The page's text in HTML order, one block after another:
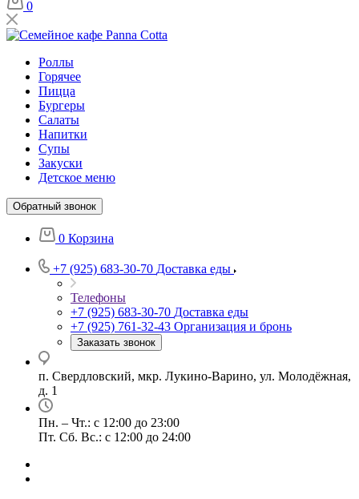
0
Роллы
Горячее
Пицца
Бургеры
Салаты
Напитки
Супы
Закуски
Детское меню
Обратный звонок
0 Корзина
+7 (925) 683-30-70 Доставка еды
Телефоны
+7 (925) 683-30-70 Доставка еды
+7 (925) 761-32-43 Организация и бронь
Заказать звонок
п. Свердловский, мкр. Лукино-Варино, ул. Молодёжная,
д. 1
Пн. – Чт.: с 12:00 до 23:00
Пт. Сб. Вс.: с 12:00 до 24:00